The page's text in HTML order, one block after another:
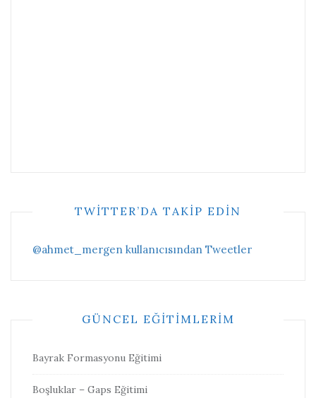
TWITTER’DA TAKIP EDIN
@ahmet_mergen kullanıcısından Tweetler
GÜNCEL EĞITIMLERIM
Bayrak Formasyonu Eğitimi
Boşluklar – Gaps Eğitimi